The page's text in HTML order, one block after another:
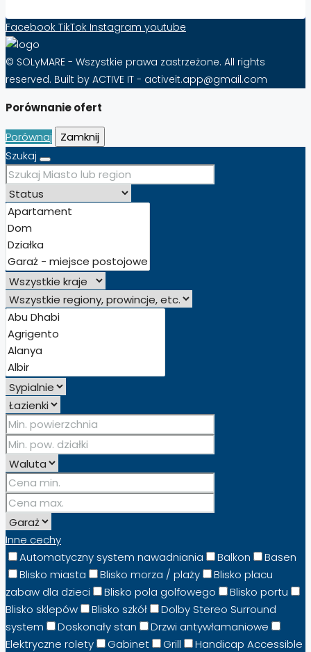
Facebook TikTok Instagram youtube
© SOLyMARE - Wszystkie prawa zastrzeżone. All rights
reserved. Built by ACTIVE IT - activeit.app@gmail.com
Porównanie ofert
Porównaj
Zamknij
Szukaj
Inne cechy
Automatyczny system nawadniania
Balkon
Basen
Blisko miasta
Blisko morza / plaży
Blisko placu
zabaw dla dzieci
Blisko pola golfowego
Blisko portu
Blisko sklepów
Blisko szkół
Dolby Stereo Surround
system
Doskonały stan
Drzwi antywłamaniowe
Elektryczne rolety
Gabinet Grill
Handicap Accessible